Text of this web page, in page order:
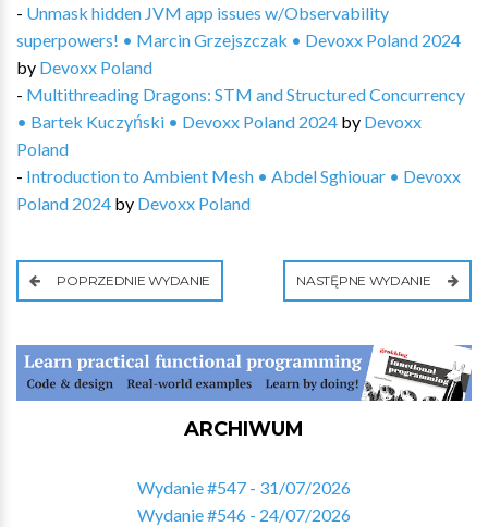
- Unmask hidden JVM app issues w/Observability
superpowers! • Marcin Grzejszczak • Devoxx Poland 2024
by Devoxx Poland
- Multithreading Dragons: STM and Structured Concurrency
• Bartek Kuczyński • Devoxx Poland 2024 by Devoxx
Poland
- Introduction to Ambient Mesh • Abdel Sghiouar • Devoxx
Poland 2024 by Devoxx Poland
POPRZEDNIE WYDANIE NASTĘPNE WYDANIE
ARCHIWUM
Wydanie #547 - 31/07/2026
Wydanie #546 - 24/07/2026